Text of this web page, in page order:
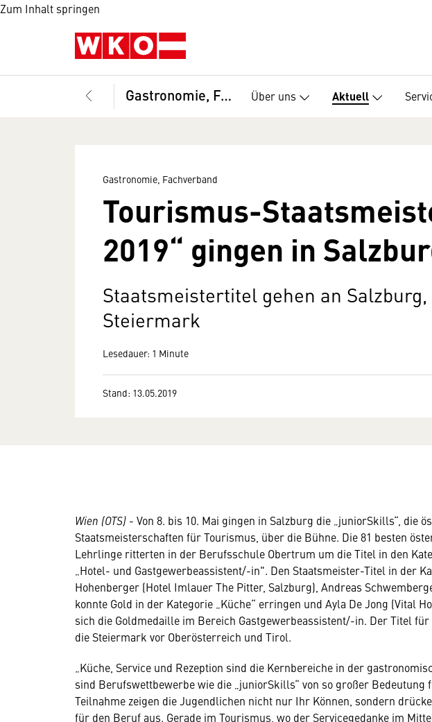
Zum Inhalt springen
Gastronomie, Fachverband Über uns Aktuell
Gastronomie, Fachverband
Tourismus-
2019“ gingen in
Staatsmeistertitel gehen an
Steiermark
Lesedauer: 1 Minute
Stand: 13.05.2019
Wien (OTS) - Von 8. bis 10. Mai gingen in Salzburg die „juniorSkills“, die
Staatsmeisterschaften für Tourismus, über die Bühne. Die 81 besten
Lehrlinge ritterten in der Berufsschule Obertrum um die Titel in den
„Hotel- und Gastgewerbeassistent/-in". Den Staatsmeister-Titel in der
Hohenberger (Hotel Imlauer The Pitter, Salzburg), Andreas
konnte Gold in der Kategorie „Küche“ erringen und Ayla De Jong (Vital
sich die Goldmedaille im Bereich Gastgewerbeassistent/-in. Der Titel
die Steiermark vor Oberösterreich und Tirol.
„Küche, Service und Rezeption sind die Kernbereiche in der
sind Berufswettbewerbe wie die „juniorSkills“ von so großer
Teilnahme zeigen die Jugendlichen nicht nur Ihr Können, sondern
für den Beruf aus. Gerade im Tourismus, wo der Servicegedanke im